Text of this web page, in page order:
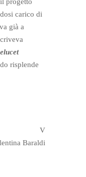
progetto
carico di
già a
risplende
Baraldi